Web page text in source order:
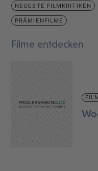
NEUESTE FILMKRITIKEN
PRÄMIENFILME
Filme entdecken